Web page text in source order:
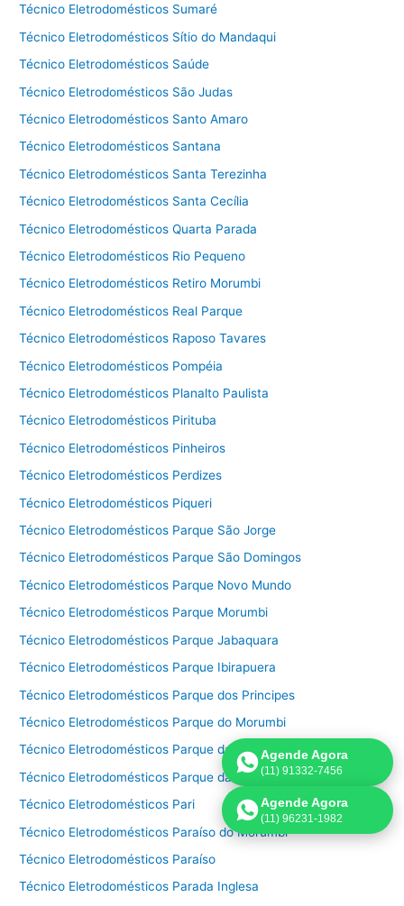
Técnico Eletrodomésticos Sumaré
Técnico Eletrodomésticos Sítio do Mandaqui
Técnico Eletrodomésticos Saúde
Técnico Eletrodomésticos São Judas
Técnico Eletrodomésticos Santo Amaro
Técnico Eletrodomésticos Santana
Técnico Eletrodomésticos Santa Terezinha
Técnico Eletrodomésticos Santa Cecília
Técnico Eletrodomésticos Quarta Parada
Técnico Eletrodomésticos Rio Pequeno
Técnico Eletrodomésticos Retiro Morumbi
Técnico Eletrodomésticos Real Parque
Técnico Eletrodomésticos Raposo Tavares
Técnico Eletrodomésticos Pompéia
Técnico Eletrodomésticos Planalto Paulista
Técnico Eletrodomésticos Pirituba
Técnico Eletrodomésticos Pinheiros
Técnico Eletrodomésticos Perdizes
Técnico Eletrodomésticos Piqueri
Técnico Eletrodomésticos Parque São Jorge
Técnico Eletrodomésticos Parque São Domingos
Técnico Eletrodomésticos Parque Novo Mundo
Técnico Eletrodomésticos Parque Morumbi
Técnico Eletrodomésticos Parque Jabaquara
Técnico Eletrodomésticos Parque Ibirapuera
Técnico Eletrodomésticos Parque dos Principes
Técnico Eletrodomésticos Parque do Morumbi
Técnico Eletrodomésticos Parque da Mooca
Técnico Eletrodomésticos Parque da Lapa
Técnico Eletrodomésticos Pari
Técnico Eletrodomésticos Paraíso do Morumbi
Técnico Eletrodomésticos Paraíso
Técnico Eletrodomésticos Parada Inglesa
Agende Agora
(11) 91332-7456
Agende Agora
(11) 96231-1982